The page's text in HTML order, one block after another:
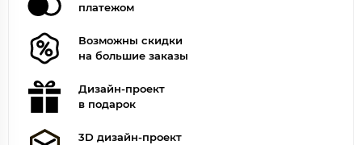
платежом
Возможны скидки
на большие заказы
Дизайн-проект
в подарок
3D дизайн-проект